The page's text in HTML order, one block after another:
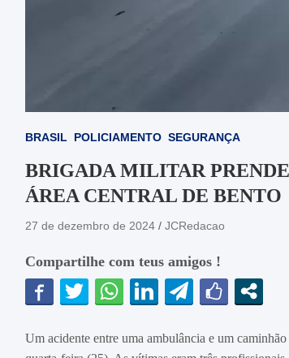
BRASIL POLICIAMENTO SEGURANÇA
BRIGADA MILITAR
ÁREA CENTRAL DE BENTO
27 de dezembro de 2024 JCRedacao
Compartilhe com teus amigos !
Um acidente entre uma ambulância e um